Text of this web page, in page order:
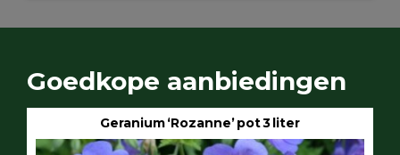
Goedkope aanbiedingen
Geranium ‘Rozanne’ pot 3 liter